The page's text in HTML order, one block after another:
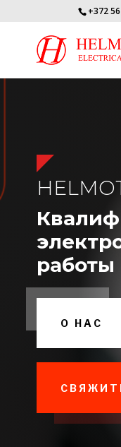
+372
работы
О НАС